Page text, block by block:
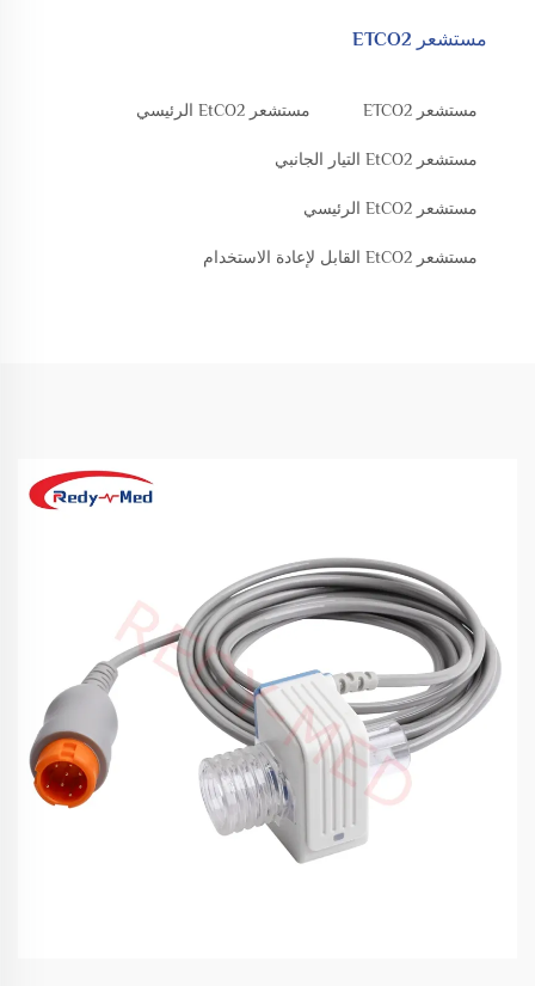
مستشعر ETCO2
مستشعر ETCO2 مستشعر EtCO2 الرئيسي
مستشعر EtCO2 التيار الجانبي
مستشعر EtCO2 الرئيسي
مستشعر EtCO2 القابل لإعادة الاستخدام